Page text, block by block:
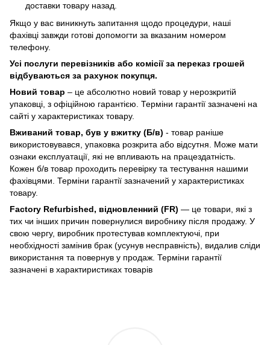
доставки товару назад.
Якщо у вас виникнуть запитання щодо процедури, наші
фахівці завжди готові допомогти за вказаним номером
телефону.
Усі послуги перевізників або комісії за переказ грошей
відбуваються за рахунок покупця.
Новий товар – це абсолютно новий товар у нерозкритій
упаковці, з офіційною гарантією. Терміни гарантії зазначені на
сайті у характеристиках товару.
Вживаний товар, був у вжитку (Б/в) - товар раніше
використовувався, упаковка розкрита або відсутня. Може мати
ознаки експлуатації, які не впливають на працездатність.
Кожен б/в товар проходить перевірку та тестування нашими
фахівцями. Терміни гарантії зазначений у характеристиках
товару.
Factory Refurbished, відновленний (FR) — це товари, які з
тих чи інших причин повернулися виробнику після продажу. У
свою чергу, виробник протестував комплектуючі, при
необхідності замінив брак (усунув несправність), видалив сліди
використання та повернув у продаж. Терміни гарантії
зазначені в характиристиках товарів